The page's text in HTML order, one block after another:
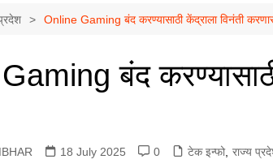
Online Gaming बंद करण्यासाठी केंद्राला विनंती
बंद
18 July 2025 0 टेक इन्फो, राज्य